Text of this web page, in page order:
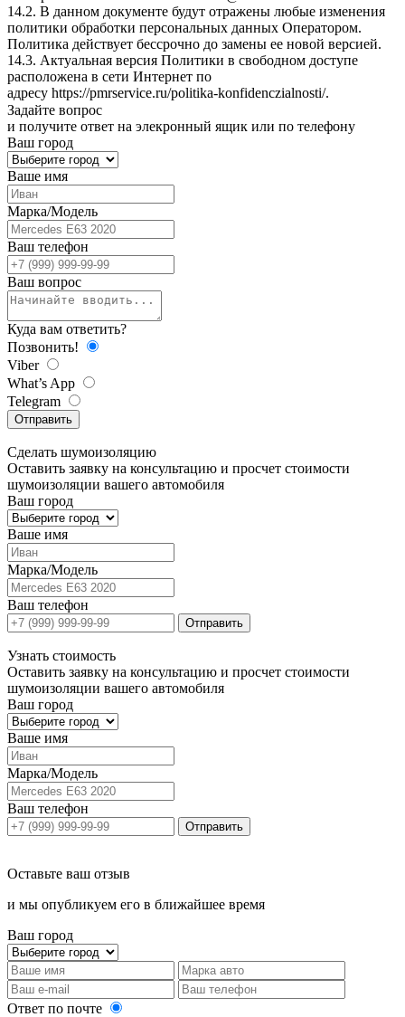
14.2. В данном документе будут отражены любые изменения
политики обработки персональных данных Оператором.
Политика действует бессрочно до замены ее новой версией.
14.3. Актуальная версия Политики в свободном доступе
расположена в сети Интернет по
адресу https://pmrservice.ru/politika-konfidenczialnosti/.
Задайте вопрос
и получите ответ на элекронный ящик или по телефону
Ваш город
Ваше имя
Марка/Модель
Ваш телефон
Ваш вопрос
Куда вам ответить?
Позвонить!
Viber
What’s App
Telegram
Отправить
Сделать шумоизоляцию
Оставить заявку на консультацию и просчет стоимости
шумоизоляции вашего автомобиля
Ваш город
Ваше имя
Марка/Модель
Ваш телефон
Отправить
Узнать стоимость
Оставить заявку на консультацию и просчет стоимости
шумоизоляции вашего автомобиля
Ваш город
Ваше имя
Марка/Модель
Ваш телефон
Отправить
Оставьте ваш отзыв
и мы опубликуем его в ближайшее время
Ваш город
Ответ по почте